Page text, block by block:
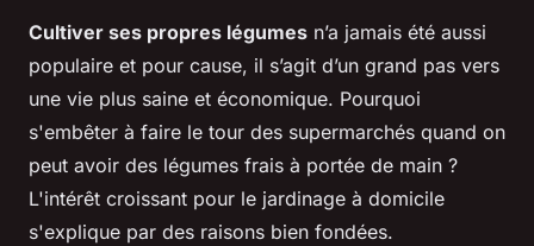
Cultiver ses propres légumes n’a jamais été aussi
populaire et pour cause, il s’agit d’un grand pas vers
une vie plus saine et économique. Pourquoi
s'embêter à faire le tour des supermarchés quand on
peut avoir des légumes frais à portée de main ?
L'intérêt croissant pour le jardinage à domicile
s'explique par des raisons bien fondées.